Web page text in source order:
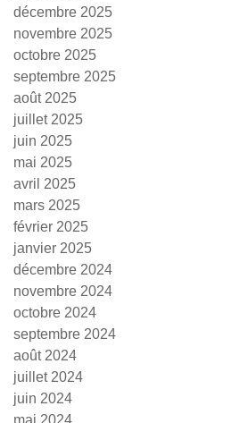
décembre 2025
novembre 2025
octobre 2025
septembre 2025
août 2025
juillet 2025
juin 2025
mai 2025
avril 2025
mars 2025
février 2025
janvier 2025
décembre 2024
novembre 2024
octobre 2024
septembre 2024
août 2024
juillet 2024
juin 2024
mai 2024